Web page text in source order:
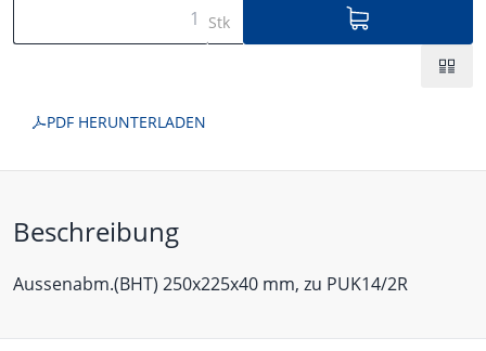
Stk
PDF HERUNTERLADEN
Beschreibung
Aussenabm.(BHT) 250x225x40 mm, zu PUK14/2R